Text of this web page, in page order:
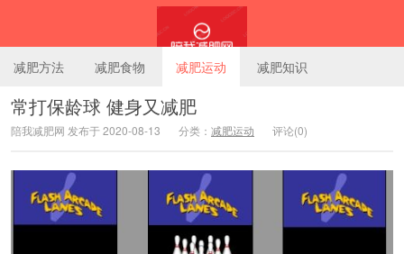
陪我减肥网
减肥方法 减肥食物 减肥运动 减肥知识
常打保龄球 健身又减肥
陪我减肥网 发布于 2020-08-13 分类： 减肥运动 评论(0)